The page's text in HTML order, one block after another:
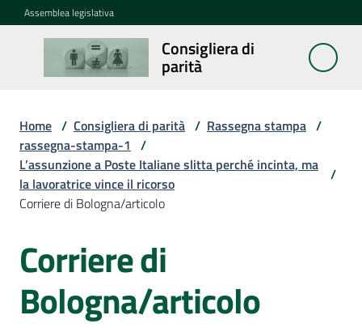
Vai al contenuto
Vai alla navigazione
Vai al footer
Assemblea legislativa
Consigliera di
parità
Consigliera
di parità
Cosa
fa
Notizie
La
rete
Home / Consigliera di parità / Rassegna stampa /
rassegna-stampa-1 /
L’assunzione a Poste Italiane slitta perché incinta, ma
la lavoratrice vince il ricorso
/
Corriere di Bologna/articolo
Corriere di
Bologna/articolo